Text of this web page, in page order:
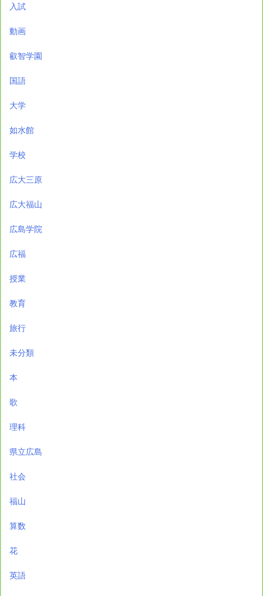
入試
動画
叡智学園
国語
大学
如水館
学校
広大三原
広大福山
広島学院
広福
授業
教育
旅行
未分類
本
歌
理科
県立広島
社会
福山
算数
花
英語